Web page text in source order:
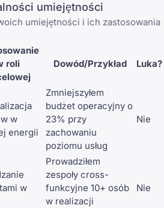
umiejętności
umiejętności i ich zastosowania
roli
Dowód/Przykład Luka?
w
energii
Zmniejszyłem
budżet operacyjny o
23% przy
zachowaniu
poziomu usług
Nie
w
Prowadziłem
zespoły cross-
funkcyjne 10+ osób
w realizacji
Nie